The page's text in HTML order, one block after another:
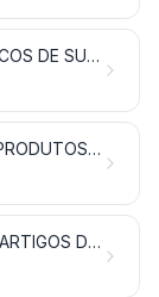
SABÕES, AGENTES ORGÂNICOS DE SUPERFÍCIE, PREPARAÇÕES PARA LAVAGEM, PREPARAÇÕES LUBRIFICANTES, CERAS ARTIFICIAIS, CERAS PREPARADAS, PRODUTOS DE CONSERVAÇÃO E LIMPEZA, VELAS E ARTIGOS SEMELHANTES, MASSAS OU PASTAS PARA MODELAR, “CERAS PARA ODONTOLOGIA” E COMPOSIÇÕES PARA ODONTOLOGIA À BASE DE GESSO
MATÉRIAS ALBUMINOIDES; PRODUTOS À BASE DE AMIDOS OU DE FÉCULAS MODIFICADOS; COLAS; ENZIMAS
PÓLVORAS E EXPLOSIVOS; ARTIGOS DE PIROTECNIA; FÓSFOROS; LIGAS PIROFÓRICAS; MATÉRIAS INFLAMÁVEIS